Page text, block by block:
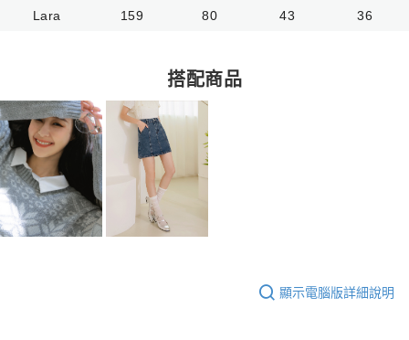
Lara 159 80 43 36
搭配商品
顯示電腦版詳細說明